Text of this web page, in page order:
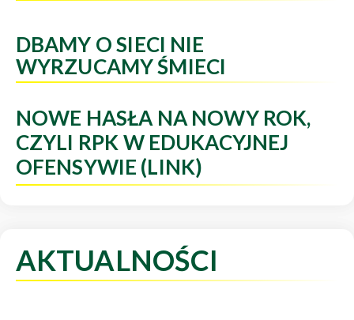
DBAMY O SIECI NIE
WYRZUCAMY ŚMIECI
NOWE HASŁA NA NOWY ROK,
CZYLI RPK W EDUKACYJNEJ
OFENSYWIE (LINK)
AKTUALNOŚCI